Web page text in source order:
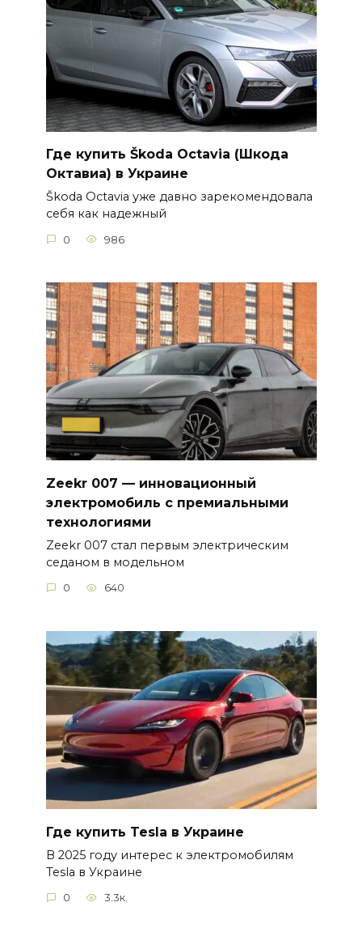
Где купить Škoda Octavia (Шкода
Октавиа) в Украине
Škoda Octavia уже давно зарекомендовала
себя как надежный
0 986
Zeekr 007 — инновационный
электромобиль с премиальными
технологиями
Zeekr 007 стал первым электрическим
седаном в модельном
0 640
Где купить Tesla в Украине
В 2025 году интерес к электромобилям
Tesla в Украине
0 3.3к.